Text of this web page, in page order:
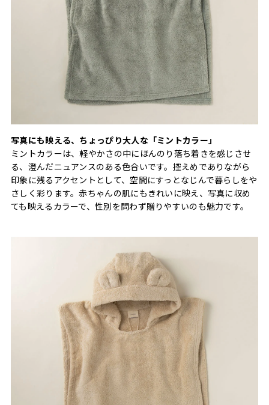
写真にも映える、ちょっぴり大人な「ミントカラー」
ミントカラーは、軽やかさの中にほんのり落ち着きを感じさせ
る、澄んだニュアンスのある色合いです。控えめでありながら
印象に残るアクセントとして、空間にすっとなじんで暮らしをや
さしく彩ります。赤ちゃんの肌にもきれいに映え、写真に収め
ても映えるカラーで、性別を問わず贈りやすいのも魅力です。